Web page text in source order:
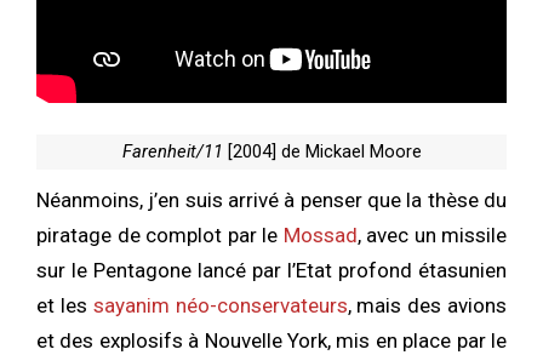
Farenheit/11 [2004] de Mickael Moore
Néanmoins, j’en suis arrivé à penser que la thèse du
piratage de complot par le Mossad, avec un missile
sur le Pentagone lancé par l’Etat profond étasunien
et les sayanim néo-conservateurs, mais des avions
et des explosifs à Nouvelle York, mis en place par le